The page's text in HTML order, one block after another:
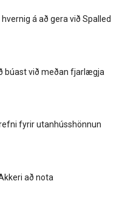
á að gera við Spalled
búast við meðan fjarlægja
fyrir utanhússhönnun
að nota